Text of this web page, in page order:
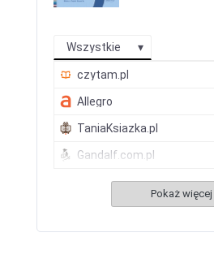
Wszystkie
czytam.pl
Allegro
TaniaKsiazka.pl
Gandalf.com.pl
Pokaż więcej